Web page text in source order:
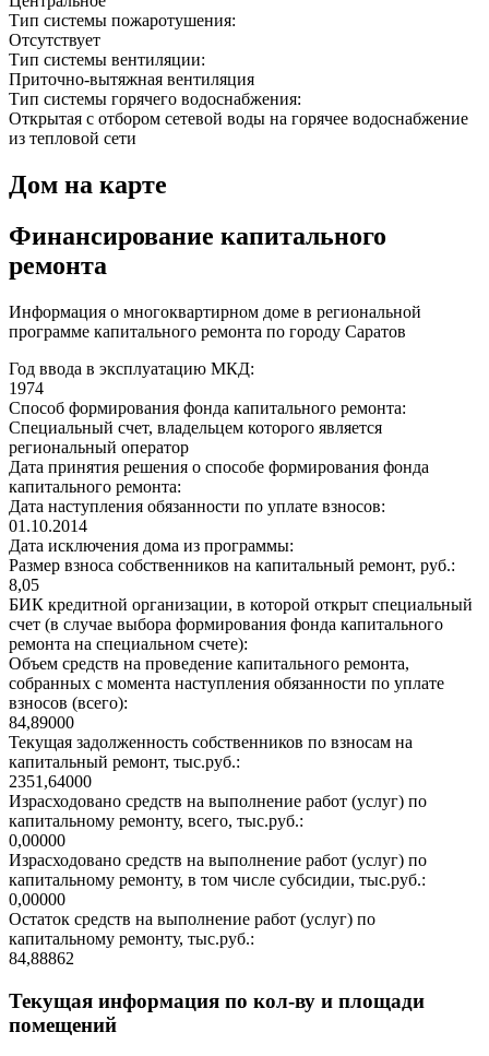
Тип системы пожаротушения:
Отсутствует
Тип системы вентиляции:
Приточно-вытяжная вентиляция
Тип системы горячего водоснабжения:
Открытая с отбором сетевой воды на горячее водоснабжение
из тепловой сети
Дом на карте
Финансирование капитального
ремонта
Информация о многоквартирном доме в региональной
программе капитального ремонта по городу Саратов
Год ввода в эксплуатацию МКД:
1974
Способ формирования фонда капитального ремонта:
Специальный счет, владельцем которого является
региональный оператор
Дата принятия решения о способе формирования фонда
капитального ремонта:
Дата наступления обязанности по уплате взносов:
01.10.2014
Дата исключения дома из программы:
Размер взноса собственников на капитальный ремонт, руб.:
8,05
БИК кредитной организации, в которой открыт специальный
счет (в случае выбора формирования фонда капитального
ремонта на специальном счете):
Объем средств на проведение капитального ремонта,
собранных с момента наступления обязанности по уплате
взносов (всего):
84,89000
Текущая задолженность собственников по взносам на
капитальный ремонт, тыс.руб.:
2351,64000
Израсходовано средств на выполнение работ (услуг) по
капитальному ремонту, всего, тыс.руб.:
0,00000
Израсходовано средств на выполнение работ (услуг) по
капитальному ремонту, в том числе субсидии, тыс.руб.:
0,00000
Остаток средств на выполнение работ (услуг) по
капитальному ремонту, тыс.руб.:
84,88862
Текущая информация по кол-ву и площади
помещений